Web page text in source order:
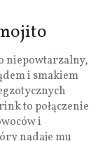
niepowtarzalny,
i smakiem
to połączenie
i
nadaje mu